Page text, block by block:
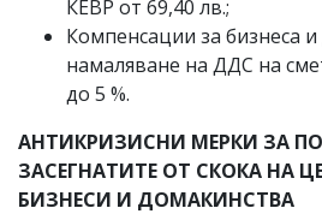
КЕВР от 69,40 лв.;
Компенсации за бизнеса
намаляване на ДДС на
до 5 %.
АНТИКРИЗИСНИ МЕРКИ ЗА
ЗАСЕГНАТИТЕ ОТ СКОКА НА
БИЗНЕСИ И ДОМАКИНСТВА